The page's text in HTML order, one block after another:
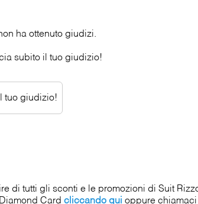
ha ottenuto giudizi.
subito il tuo giudizio!
tuo giudizio!
di tutti gli sconti e le promozioni di Suit
Cardcliccando qui oppure chiamaci